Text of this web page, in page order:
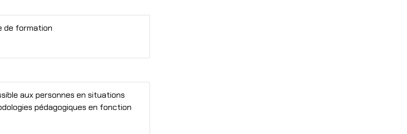
de formation
aux personnes en situations
pédagogiques en fonction